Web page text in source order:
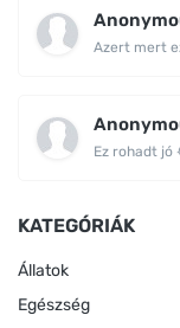
Azert mert
Ez rohadt jó
KATEGÓRIÁK
Állatok
Egészség